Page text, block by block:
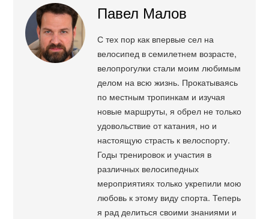
Павел Малов
С тех пор как впервые сел на
велосипед в семилетнем возрасте,
велопрогулки стали моим любимым
делом на всю жизнь. Прокатываясь
по местным тропинкам и изучая
новые маршруты, я обрел не только
удовольствие от катания, но и
настоящую страсть к велоспорту.
Годы тренировок и участия в
различных велосипедных
мероприятиях только укрепили мою
любовь к этому виду спорта. Теперь
я рад делиться своими знаниями и